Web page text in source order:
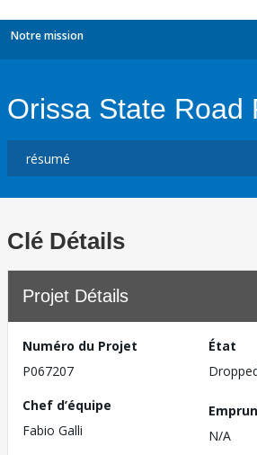
Notre mission
Orissa State Road
Clé Détails
Projet Détails
Numéro du Projet
P067207
État
Chef d’équipe
Fabio Galli
N/A